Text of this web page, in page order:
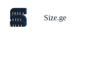
content
Size.ge